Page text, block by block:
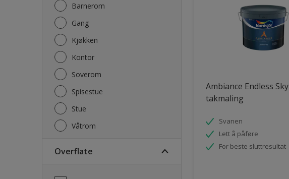
Barnerom
Gang
Kjøkken
Kontor
Soverom
Spisestue
Stue
Våtrom
Overflate
Ambiance Endless Sky
takmaling
Svanen
Lett å påføre
For beste sluttresultat